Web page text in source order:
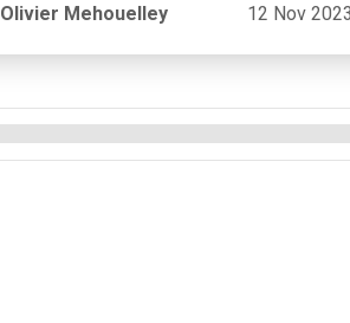
Olivier Mehouelley 12 Nov 2023